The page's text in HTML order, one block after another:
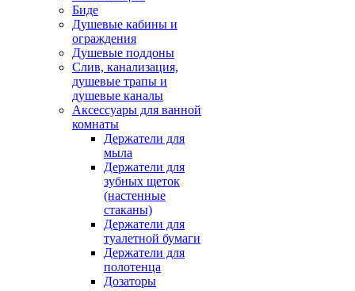
Биде
Душевые кабины и
ограждения
Душевые поддоны
Слив, канализация,
душевые трапы и
душевые каналы
Аксессуары для ванной
комнаты
Держатели для
мыла
Держатели для
зубных щеток
(настенные
стаканы)
Держатели для
туалетной бумаги
Держатели для
полотенца
Дозаторы